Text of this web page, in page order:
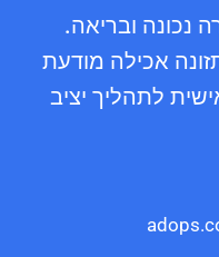
נכונה ובריאה.
אכילה מודעת
לתהליך יציב